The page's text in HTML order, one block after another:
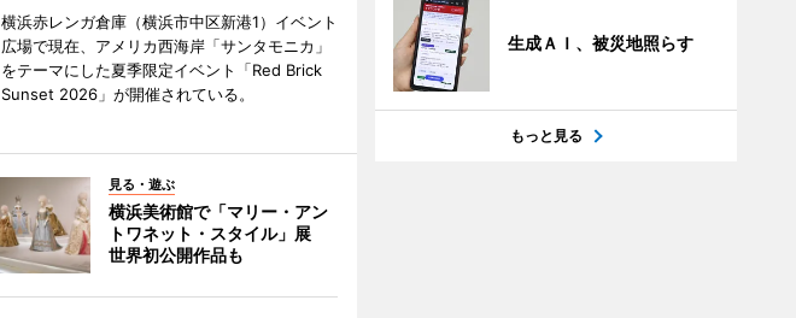
横浜赤レンガ倉庫（横浜市中区新港1）イベント
広場で現在、アメリカ西海岸「サンタモニカ」
をテーマにした夏季限定イベント「Red Brick
Sunset 2026」が開催されている。
見る・遊ぶ
横浜美術館で「マリー・アン
トワネット・スタイル」展
世界初公開作品も
生成ＡＩ、被災地照らす
もっと見る